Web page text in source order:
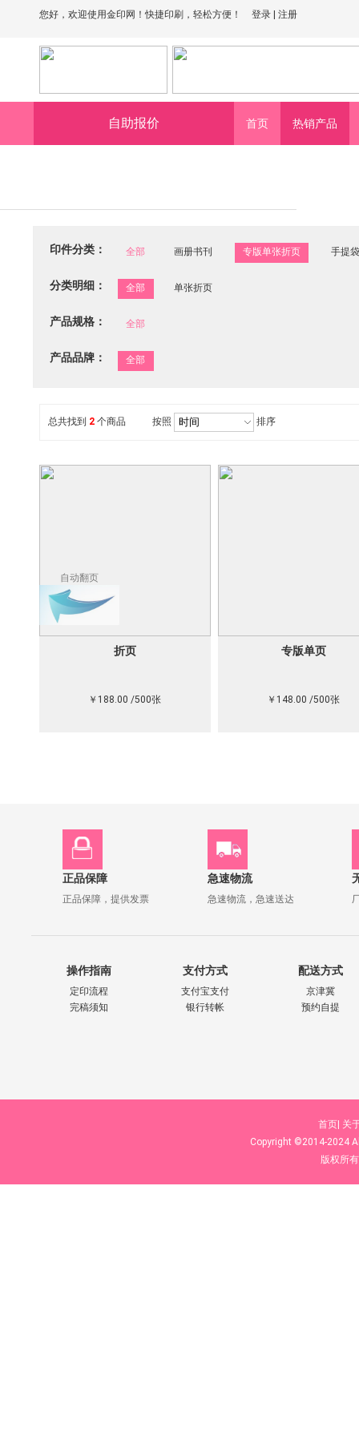
您好，欢迎使用金印网！快捷印刷，轻松方便！ 登录 注册
自助报价 首页 热销产品
印件分类： 全部 画册书刊 专版单张折页 手提袋
分类明细： 全部 单张折页
产品规格： 全部
产品品牌： 全部
总共找到 2 个商品 按照 排序
折页
￥188.00 /500张
专版单页
￥148.00 /500张
自动翻页
正品保障
正品保障，提供发票
急速物流
急速物流，急速送达
操作指南
定印流程
完稿须知
支付方式
支付宝支付
银行转帐
配送方式
京津冀
预约自提
首页| 关
Copyright ©2014-2024
版权所